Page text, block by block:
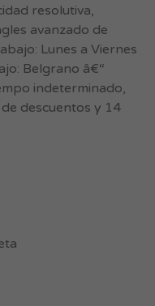
resolutiva,
avanzado de
Lunes a Viernes
Belgrano â€“
indeterminado,
descuentos y 14